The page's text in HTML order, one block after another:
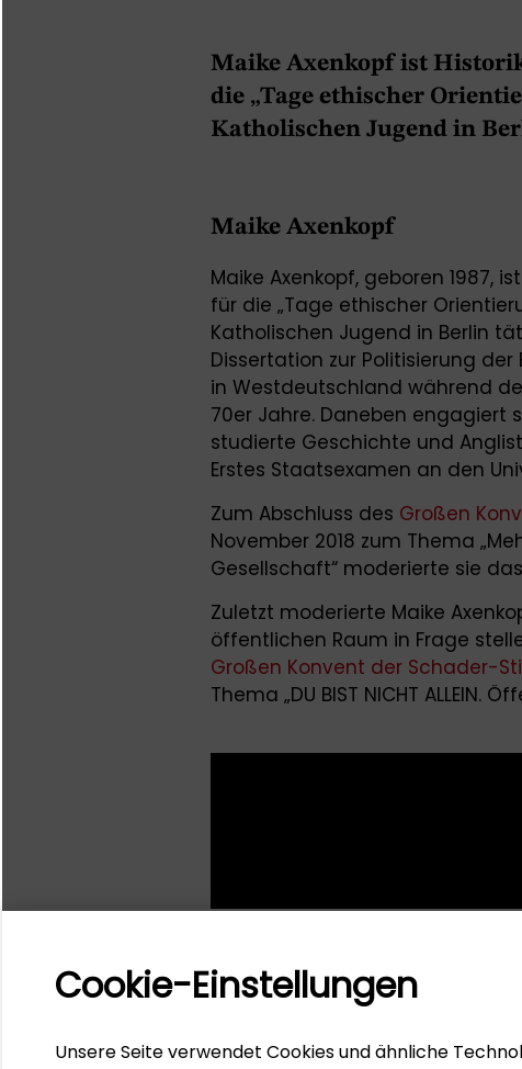
Maike Axenkopf ist
die „Tage ethischer
Katholischen Jugend in
Maike Axenkopf
Maike Axenkopf, geboren 1987,
für die „Tage ethischer
Katholischen Jugend in Berlin
Dissertation zur Politisierung
in Westdeutschland während
70er Jahre. Daneben engagiert
studierte Geschichte und
Erstes Staatsexamen an den
Zum Abschluss des Großen
November 2018 zum Thema
Gesellschaft“ moderierte sie das
Zuletzt moderierte Maike
öffentlichen Raum in Frage
Großen Konvent der Schader-
Thema „DU BIST NICHT ALLEIN.
Cookie-Einstellungen
Unsere Seite verwendet Cookies und ähnliche